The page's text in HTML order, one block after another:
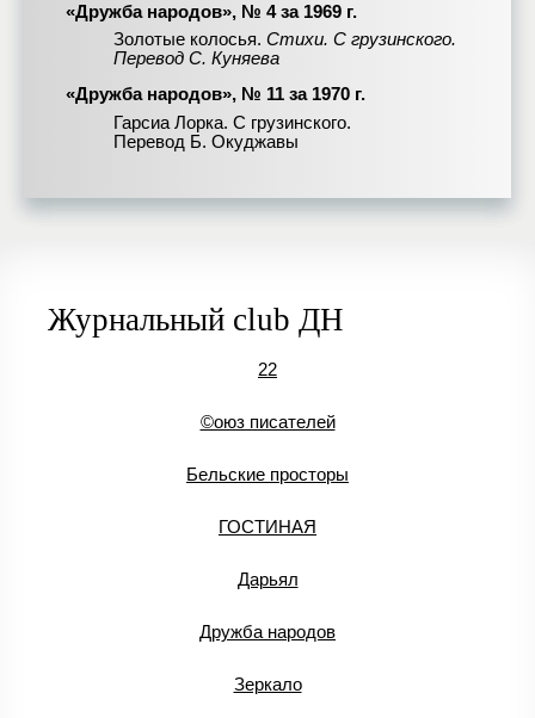
«Дружба народов», № 4 за 1969 г.
Золотые колосья. Стихи. С грузинского.
Перевод С. Куняева
«Дружба народов», № 11 за 1970 г.
Гарсиа Лорка. С грузинского.
Перевод Б. Окуджавы
Журнальный club ДН
22
©оюз писателей
Бельские просторы
ГОСТИНАЯ
Дарьял
Дружба народов
Зеркало